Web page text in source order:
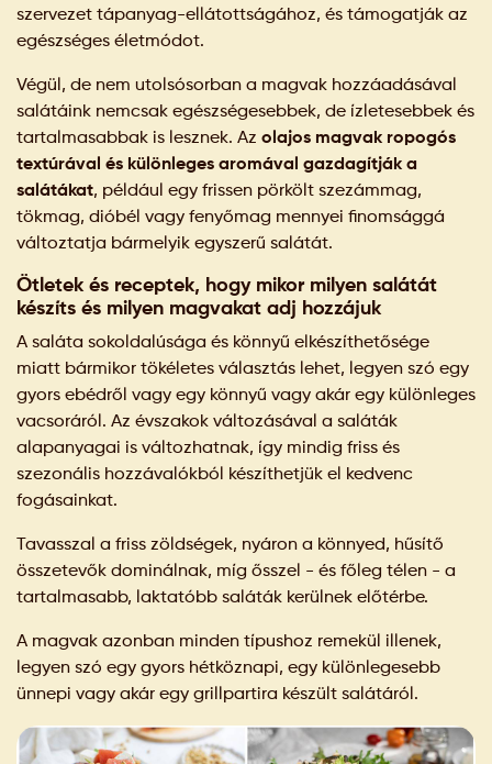
szervezet tápanyag-ellátottságához, és támogatják az
egészséges életmódot.
Végül, de nem utolsósorban a magvak hozzáadásával
salátáink nemcsak egészségesebbek, de ízletesebbek és
tartalmasabbak is lesznek. Az olajos magvak ropogós
textúrával és különleges aromával gazdagítják a
salátákat, például egy frissen pörkölt szezámmag,
tökmag, dióbél vagy fenyőmag mennyei finomsággá
változtatja bármelyik egyszerű salátát.
Ötletek és receptek, hogy mikor milyen salátát
készíts és milyen magvakat adj hozzájuk
A saláta sokoldalúsága és könnyű elkészíthetősége
miatt bármikor tökéletes választás lehet, legyen szó egy
gyors ebédről vagy egy könnyű vagy akár egy különleges
vacsoráról. Az évszakok változásával a saláták
alapanyagai is változhatnak, így mindig friss és
szezonális hozzávalókból készíthetjük el kedvenc
fogásainkat.
Tavasszal a friss zöldségek, nyáron a könnyed, hűsítő
összetevők dominálnak, míg ősszel - és főleg télen - a
tartalmasabb, laktatóbb saláták kerülnek előtérbe.
A magvak azonban minden típushoz remekül illenek,
legyen szó egy gyors hétköznapi, egy különlegesebb
ünnepi vagy akár egy grillpartira készült salátáról.